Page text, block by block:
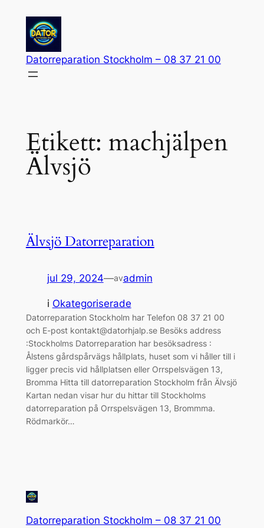
innehåll
Datorreparation Stockholm – 08 37 21 00
Etikett: machjälpen
Älvsjö
Älvsjö Datorreparation
jul 29, 2024—avadmin
i Okategoriserade
Datorreparation Stockholm har Telefon 08 37 21 00
och E-post kontakt@datorhjalp.se Besöks address
:Stockholms Datorreparation har besöksadress :
Ålstens gårdspårvägs hållplats, huset som vi håller till i
ligger precis vid hållplatsen eller Orrspelsvägen 13,
Bromma Hitta till datorreparation Stockholm från Älvsjö
Kartan nedan visar hur du hittar till Stockholms
datorreparation på Orrspelsvägen 13, Brommma.
Rödmarkör…
Datorreparation Stockholm – 08 37 21 00